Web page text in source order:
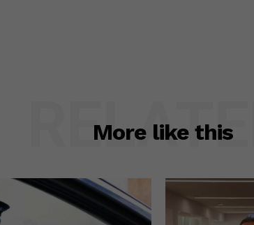
More like this
RELATED